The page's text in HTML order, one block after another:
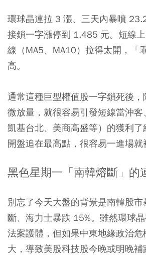
環球晶連拉 3 漲、三天內暴噴
接鎖一字漲停到 1,485 元。短線
線（MA5、MA10）拉得太開，「
高。
通常這種巨型權值股一字鎖死後
微放量，就很容易引發短線當沖
凱基台北、美商高盛等）的獲利
開盤追在最高點，很容易一進場就
黑色星期一「南韓熔斷」的
別忘了今天大盤的背景是南韓股市
斷、海力士暴跌 15%。雖然環球
法案護體，但如果中東地緣政治
大，導致美股科技股今晚或明晚